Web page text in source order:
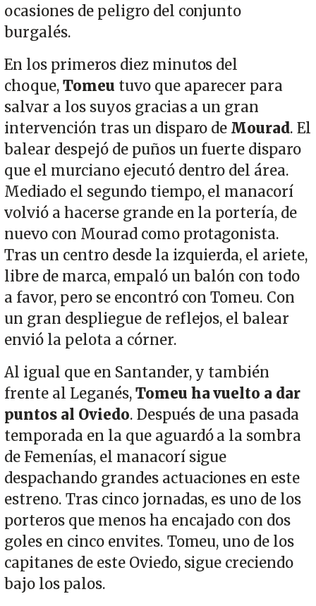
ocasiones de peligro del conjunto
burgalés.
En los primeros diez minutos del
choque,Tomeu tuvo que aparecer para
salvar a los suyos gracias a un gran
intervención tras un disparo de Mourad. El
balear despejó de puños un fuerte disparo
que el murciano ejecutó dentro del área.
Mediado el segundo tiempo, el manacorí
volvió a hacerse grande en la portería, de
nuevo con Mourad como protagonista.
Tras un centro desde la izquierda, el ariete,
libre de marca, empaló un balón con todo
a favor, pero se encontró con Tomeu. Con
un gran despliegue de reflejos, el balear
envió la pelota a córner.
Al igual que en Santander, y también
frente al Leganés,Tomeu ha vuelto a dar
puntos al Oviedo. Después de una pasada
temporada en la que aguardó a la sombra
de Femenías, el manacorí sigue
despachando grandes actuaciones en este
estreno. Tras cinco jornadas, es uno de los
porteros que menos ha encajado con dos
goles en cinco envites. Tomeu, uno de los
capitanes de este Oviedo, sigue creciendo
bajo los palos.